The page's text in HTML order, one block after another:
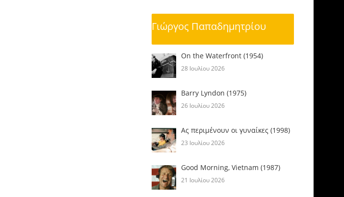
Γιώργος Παπαδημητρίου
On the Waterfront (1954)
28 Ιουλίου 2026
Barry Lyndon (1975)
26 Ιουλίου 2026
Ας περιμένουν οι γυναίκες (1998)
23 Ιουλίου 2026
Good Morning, Vietnam (1987)
21 Ιουλίου 2026